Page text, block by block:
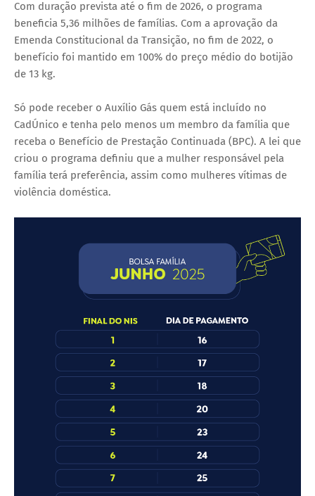
Com duração prevista até o fim de 2026, o programa
beneficia 5,36 milhões de famílias. Com a aprovação da
Emenda Constitucional da Transição, no fim de 2022, o
benefício foi mantido em 100% do preço médio do botijão
de 13 kg.
Só pode receber o Auxílio Gás quem está incluído no
CadÚnico e tenha pelo menos um membro da família que
receba o Benefício de Prestação Continuada (BPC). A lei que
criou o programa definiu que a mulher responsável pela
família terá preferência, assim como mulheres vítimas de
violência doméstica.